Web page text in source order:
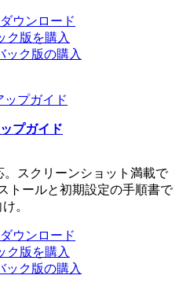
ウンロード
ク版を購入
ック版の購入
プガイド
。スクリーンショット満載で
トールと初期設定の手順書で
。
ウンロード
ク版を購入
ック版の購入